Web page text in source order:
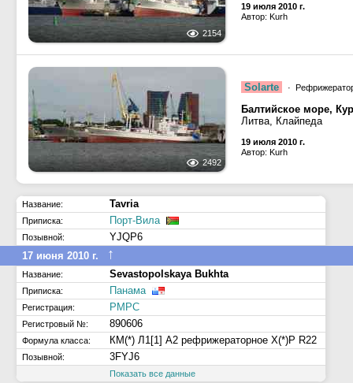
2154
19 июля 2010 г.
Автор: Kurh
2492
Solarte ·
Балтийское море,
Литва, Клайпеда
19 июля 2010 г.
Автор: Kurh
Название: Tavria
Приписка: Порт-Вила
Позывной:
YJQP6
17 июня 2010 г.
↑
Название: Sevastopolskaya Bukhta
Приписка: Панама
Регистрация: РМРС
Регистровый №: 890606
Формула класса: КМ(*) Л1[1] А2 рефрижераторное Х(*)Р R22
Позывной: 3FYJ6
Показать все данные